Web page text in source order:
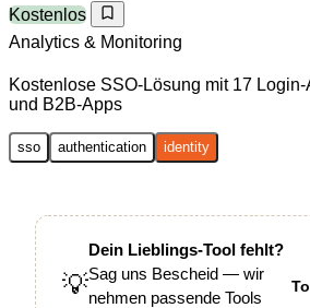
Kostenlos
Analytics & Monitoring
Kostenlose SSO-Lösung mit 17
und B2B-Apps
sso authentication identity
💡
Dein Lieblings-Tool fehlt?
Sag uns Bescheid — wir
nehmen passende Tools